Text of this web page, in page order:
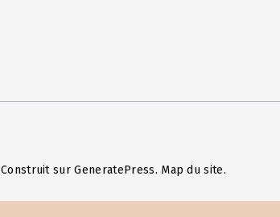
Construit surGeneratePress. Map du site.